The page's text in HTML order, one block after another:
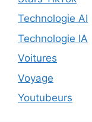
Technologie AI
Technologie IA
Voitures
Voyage
Youtubeurs